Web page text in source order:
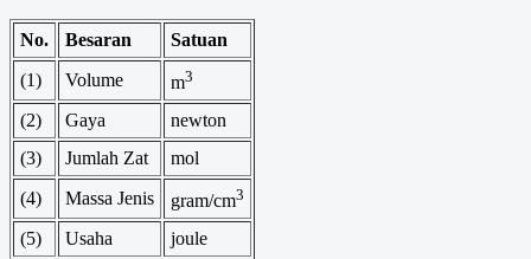
No. Besaran
Satuan
(1)
Volume m3
(2) Gaya
newton
(3)
Jumlah Zat
mol
(4)
Massa Jenis gram/cm3
(5) Usaha joule